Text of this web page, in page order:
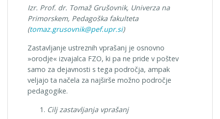
Izr. Prof. dr. Tomaž Grušovnik, Univerza na
Primorskem, Pedagoška fakulteta
(tomaz.grusovnik@pef.upr.si)
Zastavljanje ustreznih vprašanj je osnovno
»orodje« izvajalca FZO, ki pa ne pride v poštev
samo za dejavnosti s tega področja, ampak
veljajo ta načela za najširše možno področje
pedagogike.
Cilj zastavljanja vprašanj